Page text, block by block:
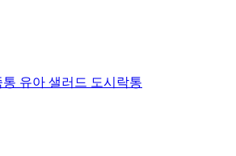
유아 샐러드 도시락통